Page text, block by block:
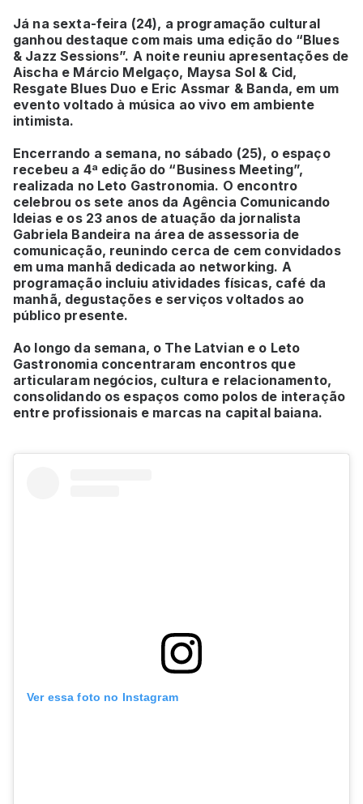
Já na sexta-feira (24), a programação cultural
ganhou destaque com mais uma edição do “Blues
& Jazz Sessions”. A noite reuniu apresentações de
Aischa e Márcio Melgaço, Maysa Sol & Cid,
Resgate Blues Duo e Eric Assmar & Banda, em um
evento voltado à música ao vivo em ambiente
intimista.
Encerrando a semana, no sábado (25), o espaço
recebeu a 4ª edição do “Business Meeting”,
realizada no Leto Gastronomia. O encontro
celebrou os sete anos da Agência Comunicando
Ideias e os 23 anos de atuação da jornalista
Gabriela Bandeira na área de assessoria de
comunicação, reunindo cerca de cem convidados
em uma manhã dedicada ao networking. A
programação incluiu atividades físicas, café da
manhã, degustações e serviços voltados ao
público presente.
Ao longo da semana, o The Latvian e o Leto
Gastronomia concentraram encontros que
articularam negócios, cultura e relacionamento,
consolidando os espaços como polos de interação
entre profissionais e marcas na capital baiana.
Ver essa foto no Instagram